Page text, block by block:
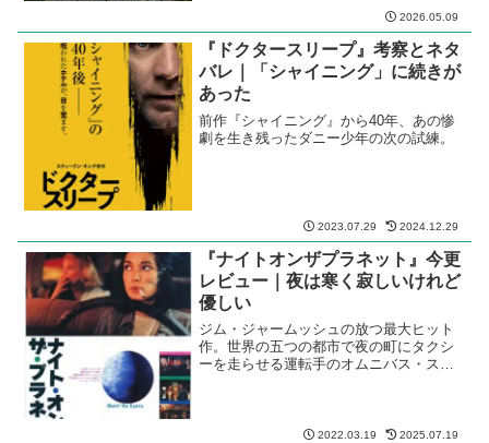
2026.05.09
『ドクタースリープ』考察とネタ
バレ｜「シャイニング」に続きが
あった
前作『シャイニング』から40年、あの惨
劇を生き残ったダニー少年の次の試練。
2023.07.29 2024.12.29
『ナイトオンザプラネット』今更
レビュー｜夜は寒く寂しいけれど
優しい
ジム・ジャームッシュの放つ最大ヒット
作。世界の五つの都市で夜の町にタクシ
ーを走らせる運転手のオムニバス・スト
2022.03.19 2025.07.19